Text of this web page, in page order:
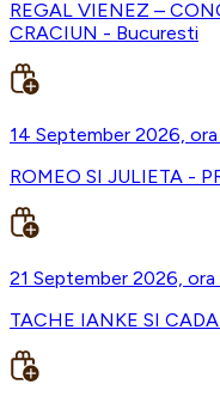
REGAL VIENEZ –
CRACIUN - Bucuresti
14 September 2026,
ROMEO SI JULIETA -
21 September 2026, ora
TACHE IANKE SI